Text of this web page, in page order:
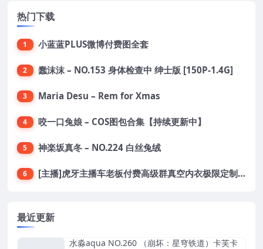
热门下载
1 小蓝蓝PLUS微博付费图全套
2 蠢沫沫 – NO.153 身体检查中 绅士版 [150P-1.4G]
3 Maria Desu – Rem for Xmas
4 咬一口兔娘 – COS图包合集【持续更新中】
5 神楽坂真冬 – NO.224 白丝兔绒
6 [主播]虎牙主播车老板付费高级群真空内衣极限定制8分19
最近更新
水淼aqua NO.260 （崩坏：星穹铁道）卡芙卡